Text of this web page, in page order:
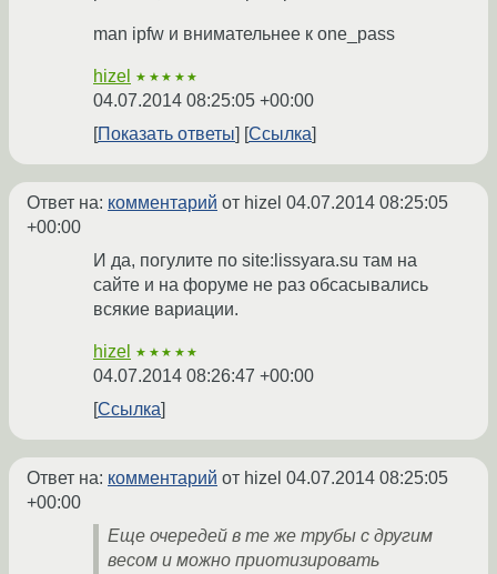
man ipfw и внимательнее к one_pass
hizel ★★★★★
04.07.2014 08:25:05 +00:00
Показать ответы
Ссылка
Ответ на: комментарий от hizel 04.07.2014 08:25:05
+00:00
И да, погулите по site:lissyara.su там на
сайте и на форуме не раз обсасывались
всякие вариации.
hizel ★★★★★
04.07.2014 08:26:47 +00:00
Ссылка
Ответ на: комментарий от hizel 04.07.2014 08:25:05
+00:00
Еще очередей в те же трубы с другим
весом и можно приотизировать